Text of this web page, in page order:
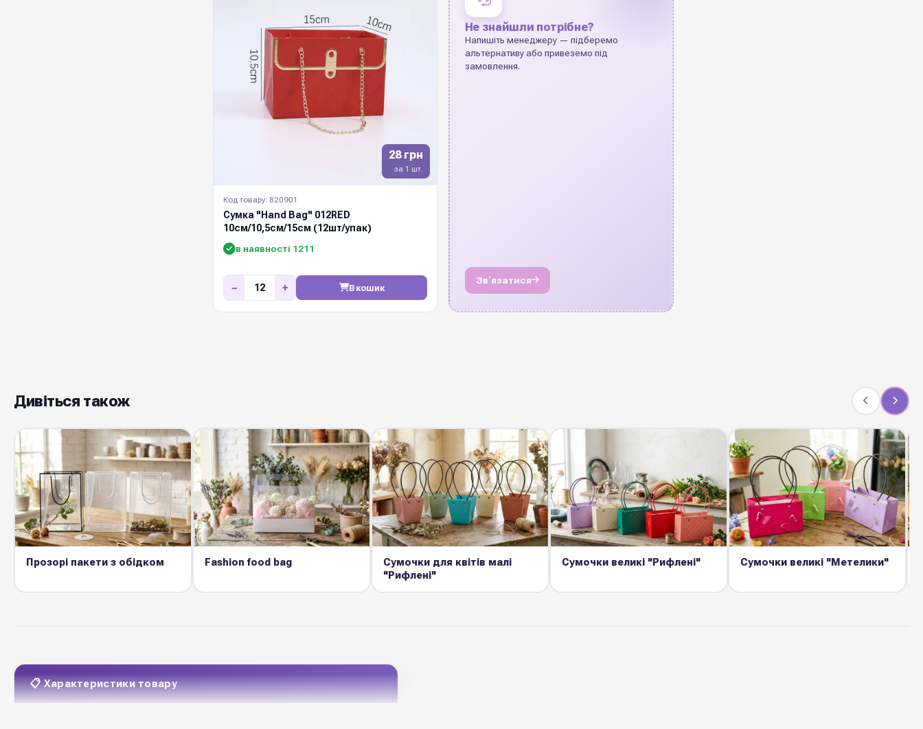
28 грн
за 1 шт.
Код товару: 820901
Сумка "Hand Bag" 012RED
10см/10,5см/15см (12шт/упак)
в наявності 1211
− + В кошик
Не знайшли потрібне?
Напишіть менеджеру — підберемо
альтернативу або привеземо під
замовлення.
Звʼязатися
Дивіться також
Прозорі пакети з обідком Fashion food bag
Сумочки для квітів малі
"Рифлені"
Сумочки великі "Рифлені" Сумочки великі "Метелики"
📋 Характеристики товару